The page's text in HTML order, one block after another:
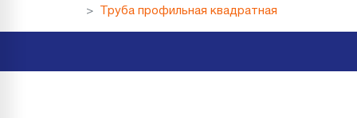
Труба профильная квадратная